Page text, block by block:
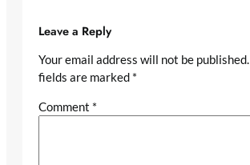
Leave a Reply
Your email address will not be published.
fields are marked *
Comment *